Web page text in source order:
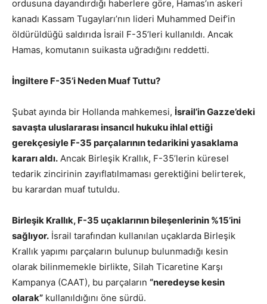
ordusuna dayandırdığı haberlere göre, Hamas’ın askeri
kanadı Kassam Tugayları’nın lideri Muhammed Deif’in
öldürüldüğü saldırıda İsrail F-35’leri kullanıldı. Ancak
Hamas, komutanın suikasta uğradığını reddetti.
İngiltere F-35’i Neden Muaf Tuttu?
Şubat ayında bir Hollanda mahkemesi, İsrail’in Gazze’deki
savaşta uluslararası insancıl hukuku ihlal ettiği
gerekçesiyle F-35 parçalarının tedarikini yasaklama
kararı aldı. Ancak Birleşik Krallık, F-35’lerin küresel
tedarik zincirinin zayıflatılmaması gerektiğini belirterek,
bu karardan muaf tutuldu.
Birleşik Krallık, F-35 uçaklarının bileşenlerinin %15’ini
sağlıyor. İsrail tarafından kullanılan uçaklarda Birleşik
Krallık yapımı parçaların bulunup bulunmadığı kesin
olarak bilinmemekle birlikte, Silah Ticaretine Karşı
Kampanya (CAAT), bu parçaların “neredeyse kesin
olarak” kullanıldığını öne sürdü.